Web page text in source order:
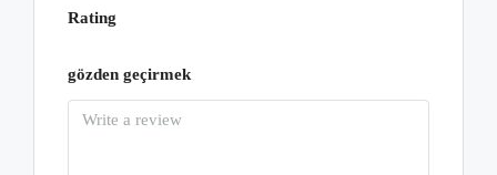
Rating
gözden geçirmek